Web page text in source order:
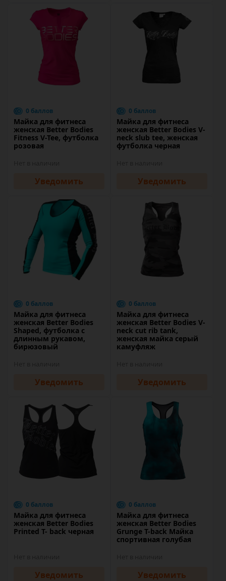
0 баллов
Майка для фитнеса
женская Better Bodies
Fitness V-Tee, футболка
розовая
Уведомить
0 баллов
Майка для фитнеса
женская Better Bodies V-
neck slub tee, женская
футболка черная
Уведомить
0 баллов
Майка для фитнеса
женская Better Bodies
Shaped, футболка с
длинным рукавом,
бирюзовый
Уведомить
0 баллов
Майка для фитнеса
женская Better Bodies V-
neck cut rib tank,
женская майка серый
камуфляж
Уведомить
0 баллов
Майка для фитнеса
женская Better Bodies
Printed T- back черная
Уведомить
0 баллов
Майка для фитнеса
женская Better Bodies
Grunge T-back Майка
спортивная голубая
Уведомить